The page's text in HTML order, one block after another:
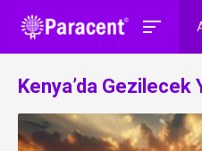
Kenya’da Gezilecek